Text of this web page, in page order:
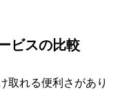
ビスの比較
取れる便利さがあり